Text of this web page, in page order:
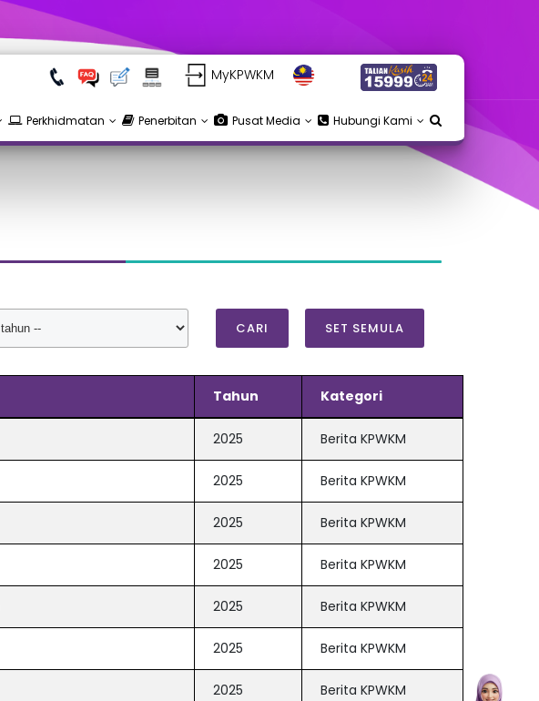
Perkhidmatan Penerbitan Pusat Media Hubungi Kami
MyKPWKM
CARI SET SEMULA
Tahun Kategori
2025 Berita KPWKM
2025 Berita KPWKM
2025 Berita KPWKM
2025 Berita KPWKM
2025 Berita KPWKM
2025 Berita KPWKM
2025 Berita KPWKM